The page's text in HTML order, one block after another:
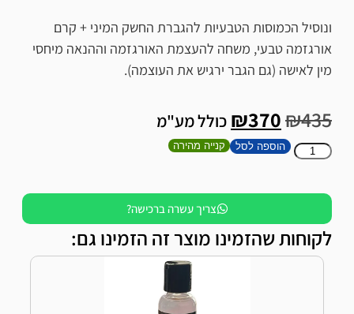
ונוסיל הכמוסות הטבעיות להגברת החשק המיני + קרם
אורגזמה טבעי, משחה להעצמת האורגזמה וההנאה מיחסי
מין לאישה (גם הגבר ירגיש את העוצמה).
₪435
₪370 כולל מע"מ
הוספה לסל קנייה מהירה
צריך עשרה ברכישה?
לקוחות שהזמינו מוצר זה הזמינו גם: